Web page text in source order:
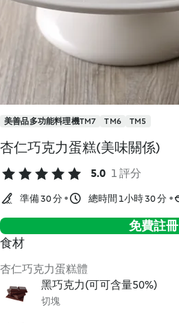
美善品多功能料理機TM7 TM6 TM5
杏仁巧克力蛋糕(美味關係)
5.0 1 評分
準備 30 分 總時間 1小時 30 分
免費註冊
食材
杏仁巧克力蛋糕體
黑巧克力(可可含量50%)
切塊